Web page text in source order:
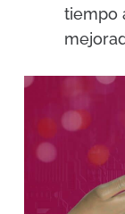
tiempo